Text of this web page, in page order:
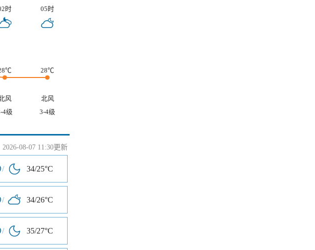
时 05时
28℃
风
北风
4级 3-4级
2026-08-07 11:30更新
/ 34/25°C
/ 34/26°C
/ 35/27°C